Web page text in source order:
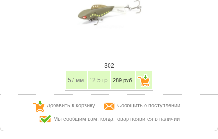
302
57 мм. 12.5 гр. 289 руб.
Добавить в корзину Сообщить о поступлении
Мы сообщим вам, когда товар появится в наличии